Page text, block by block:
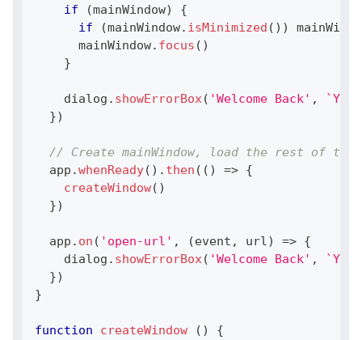
if
(mainWindow)
{
if
(mainWindow. isMinimized ( ) )
      mainWindow
. focus ( )
}
    dialog
. showErrorBox( 'Welcome Back' , `
})
// Create mainWindow, load the rest of
  app
.whenReady( ) . then ( ( ) => {
createWindow( )
})
  app
. on ( 'open-url' , (event , url) => {
    dialog
. showErrorBox( 'Welcome Back' , `
})
}
function createWindow ( )
{